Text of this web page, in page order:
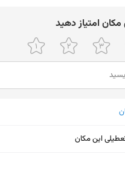
۹ تا ۱۲:۳۰ - ۱۶ تا ۱۹
۹ تا ۱۲:۳۰ - ۱۶ تا ۱۹
ﻣﮑﺎن اﻣﺘﯿﺎز دﻫﯿﺪ
این مکان